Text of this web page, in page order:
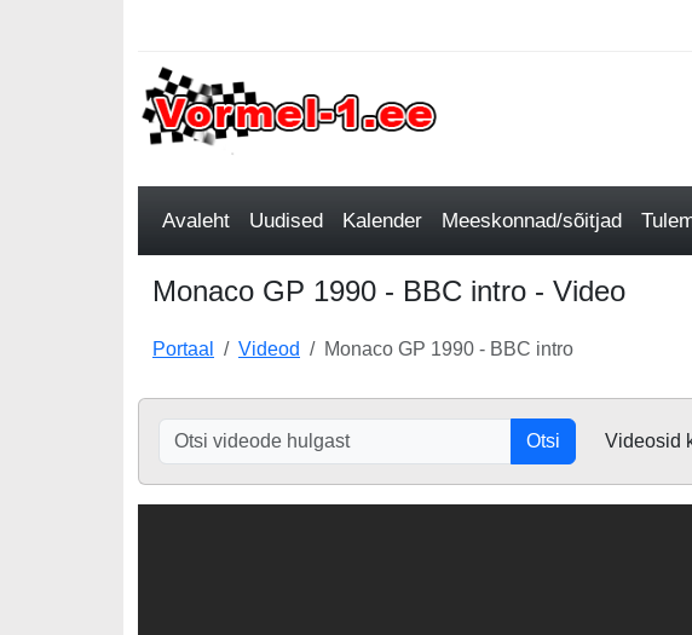
Avaleht Uudised Kalender Meeskonnad/sõitjad
Monaco GP 1990 - BBC intro - Video
Portaal Videod Monaco GP 1990 - BBC intro
Otsi Videosid